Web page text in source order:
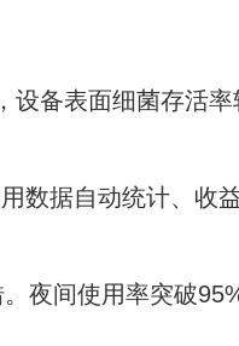
设备表面细菌存活
数据自动统计、收
夜间使用率突破